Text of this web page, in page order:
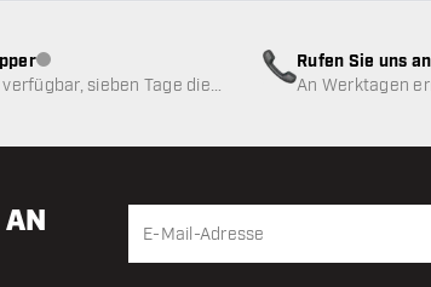
Kundenservice nicht verfügbar
sieben Tage die
Rufen Sie uns
An Werktagen